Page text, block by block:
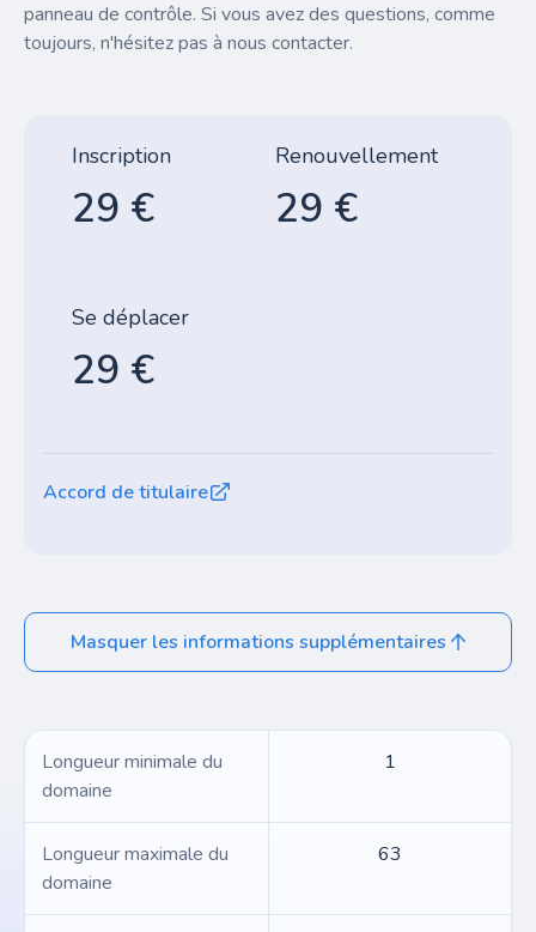
panneau de contrôle. Si vous avez des questions, comme
toujours, n'hésitez pas à nous contacter.
Inscription
29 €
Renouvellement
29 €
Se déplacer
29 €
Accord de titulaire
Masquer les informations supplémentaires
Longueur minimale du
domaine
1
Longueur maximale du
domaine
63